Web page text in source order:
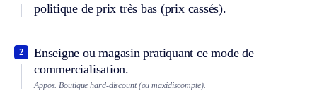
politique de prix très bas (prix cassés).
Enseigne ou magasin pratiquant ce mode de
commercialisation.
2
Appos. Boutique hard-discount (ou maxidiscompte).